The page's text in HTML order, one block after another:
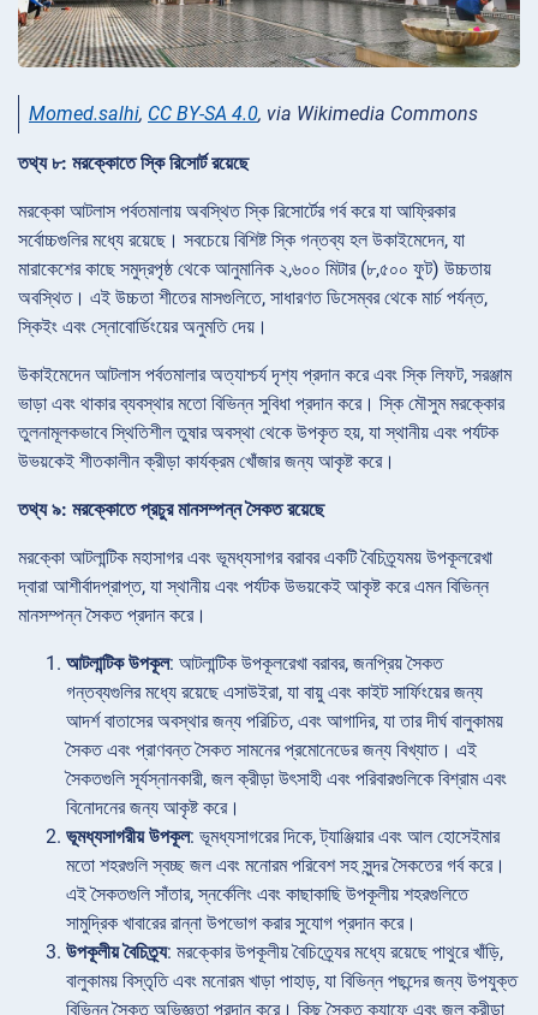
Momed.salhi, CC BY-SA 4.0, via Wikimedia Commons
তথ্য ৮: মরক্কোতে স্কি রিসোর্ট রয়েছে
মরক্কো আটলাস পর্বতমালায় অবস্থিত স্কি রিসোর্টের গর্ব করে যা আফ্রিকার
সর্বোচ্চগুলির মধ্যে রয়েছে। সবচেয়ে বিশিষ্ট স্কি গন্তব্য হল উকাইমেদেন, যা
মারাকেশের কাছে সমুদ্রপৃষ্ঠ থেকে আনুমানিক ২,৬০০ মিটার (৮,৫০০ ফুট) উচ্চতায়
অবস্থিত। এই উচ্চতা শীতের মাসগুলিতে, সাধারণত ডিসেম্বর থেকে মার্চ পর্যন্ত,
স্কিইং এবং স্নোবোর্ডিংয়ের অনুমতি দেয়।
উকাইমেদেন আটলাস পর্বতমালার অত্যাশ্চর্য দৃশ্য প্রদান করে এবং স্কি লিফট, সরঞ্জাম
ভাড়া এবং থাকার ব্যবস্থার মতো বিভিন্ন সুবিধা প্রদান করে। স্কি মৌসুম মরক্কোর
তুলনামূলকভাবে স্থিতিশীল তুষার অবস্থা থেকে উপকৃত হয়, যা স্থানীয় এবং পর্যটক
উভয়কেই শীতকালীন ক্রীড়া কার্যক্রম খোঁজার জন্য আকৃষ্ট করে।
তথ্য ৯: মরক্কোতে প্রচুর মানসম্পন্ন সৈকত রয়েছে
মরক্কো আটলান্টিক মহাসাগর এবং ভূমধ্যসাগর বরাবর একটি বৈচিত্র্যময় উপকূলরেখা
দ্বারা আশীর্বাদপ্রাপ্ত, যা স্থানীয় এবং পর্যটক উভয়কেই আকৃষ্ট করে এমন বিভিন্ন
মানসম্পন্ন সৈকত প্রদান করে।
আটলান্টিক উপকূল: আটলান্টিক উপকূলরেখা বরাবর, জনপ্রিয় সৈকত
গন্তব্যগুলির মধ্যে রয়েছে এসাউইরা, যা বায়ু এবং কাইট সার্ফিংয়ের জন্য
আদর্শ বাতাসের অবস্থার জন্য পরিচিত, এবং আগাদির, যা তার দীর্ঘ বালুকাময়
সৈকত এবং প্রাণবন্ত সৈকত সামনের প্রমোনেডের জন্য বিখ্যাত। এই
সৈকতগুলি সূর্যস্নানকারী, জল ক্রীড়া উৎসাহী এবং পরিবারগুলিকে বিশ্রাম এবং
বিনোদনের জন্য আকৃষ্ট করে।
ভূমধ্যসাগরীয় উপকূল: ভূমধ্যসাগরের দিকে, ট্যাঞ্জিয়ার এবং আল হোসেইমার
মতো শহরগুলি স্বচ্ছ জল এবং মনোরম পরিবেশ সহ সুন্দর সৈকতের গর্ব করে।
এই সৈকতগুলি সাঁতার, স্নর্কেলিং এবং কাছাকাছি উপকূলীয় শহরগুলিতে
সামুদ্রিক খাবারের রান্না উপভোগ করার সুযোগ প্রদান করে।
উপকূলীয় বৈচিত্র্য: মরক্কোর উপকূলীয় বৈচিত্র্যের মধ্যে রয়েছে পাথুরে খাঁড়ি,
বালুকাময় বিস্তৃতি এবং মনোরম খাড়া পাহাড়, যা বিভিন্ন পছন্দের জন্য উপযুক্ত
বিভিন্ন সৈকত অভিজ্ঞতা প্রদান করে। কিছু সৈকত ক্যাফে এবং জল ক্রীড়া